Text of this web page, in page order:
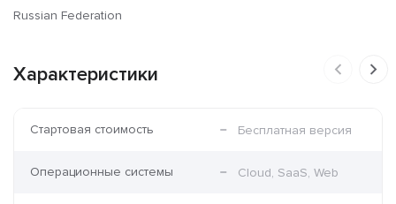
Russian Federation
Характеристики
Стартовая стоимость Бесплатная версия
Операционные системы Cloud, SaaS, Web